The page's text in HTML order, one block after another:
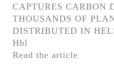
CAPTURES CARBON
THOUSANDS OF
DISTRIBUTED IN
Hbl
Read the article